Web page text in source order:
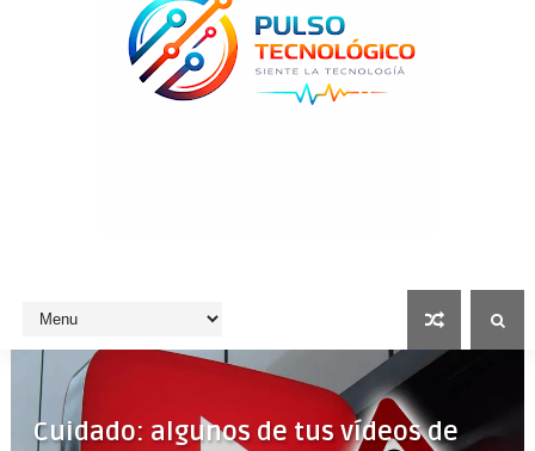
Cuidado: algunos de tus vídeos de